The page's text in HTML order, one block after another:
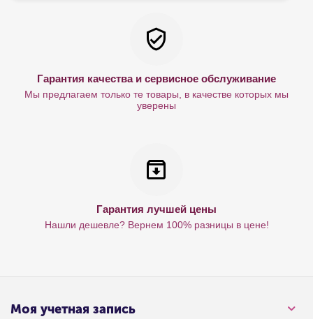
Гарантия качества и сервисное обслуживание
Мы предлагаем только те товары, в качестве которых мы
уверены
Гарантия лучшей цены
Нашли дешевле? Вернем 100% разницы в цене!
Моя учетная запись